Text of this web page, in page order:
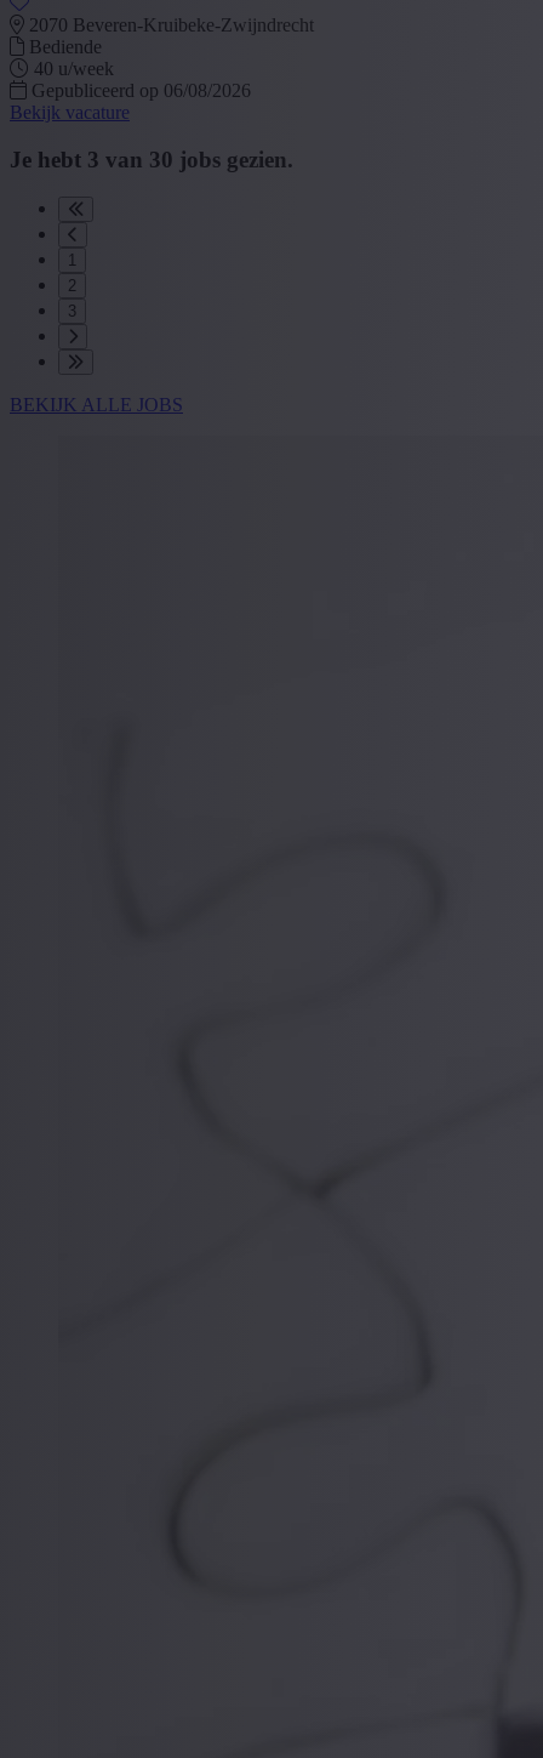
2070 Beveren-Kruibeke-Zwijndrecht
Bediende
40 u/week
Gepubliceerd op 06/08/2026
Bekijk vacature
Je hebt 3 van 30 jobs gezien.
1
2
3
BEKIJK ALLE JOBS